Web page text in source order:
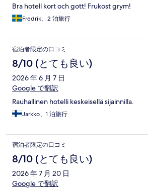
Bra hotell kort och gott! Frukost grym!
Fredrik、2 泊旅行
宿泊者限定の口コミ
8/10 (とても良い)
2026 年 6 月 7 日
Google で翻訳
Rauhallinen hotelli keskeisellä sijainnilla.
Jarkko、1 泊旅行
宿泊者限定の口コミ
8/10 (とても良い)
2026 年 7 月 20 日
Google で翻訳